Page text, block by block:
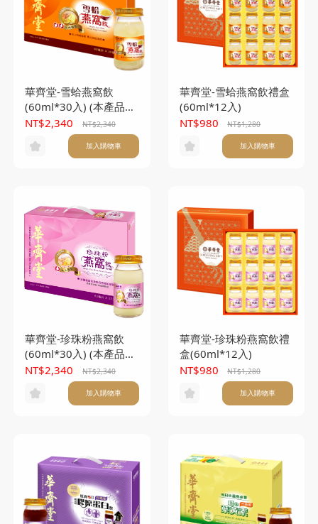
華齊堂-雪蛤燕窩飲
(60ml*30入) (本產品不
附提袋)
NT$2,340 NT$2,340
加入購物車
華齊堂-雪蛤燕窩飲禮盒
(60ml*12入)
NT$980
NT$1,280
加入購物車
華齊堂-珍珠粉燕窩飲
(60ml*30入) (本產品不
附提袋)
NT$2,340 NT$2,340
加入購物車
華齊堂-珍珠粉燕窩飲禮
盒(60ml*12入)
NT$980
NT$1,280
加入購物車